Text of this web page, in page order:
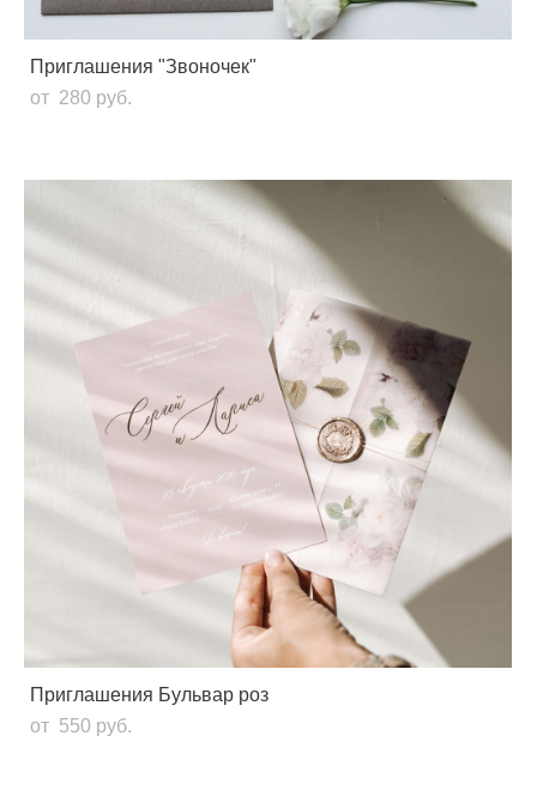
Приглашения "Звоночек"
от 280 pуб.
Приглашения Бульвар роз
от 550 pуб.